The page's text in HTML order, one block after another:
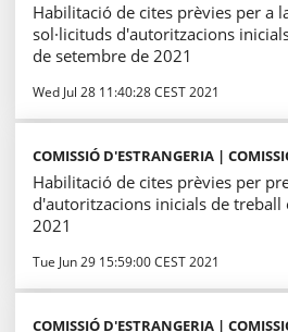
Habilitació de cites prèvies per a
sol·licituds d'autoritzacions
de setembre de 2021
Wed Jul 28 11:40:28 CEST 2021
COMISSIÓ D'ESTRANGERIA |
Habilitació de cites prèvies per
d'autoritzacions inicials de
2021
Tue Jun 29 15:59:00 CEST 2021
COMISSIÓ D'ESTRANGERIA |